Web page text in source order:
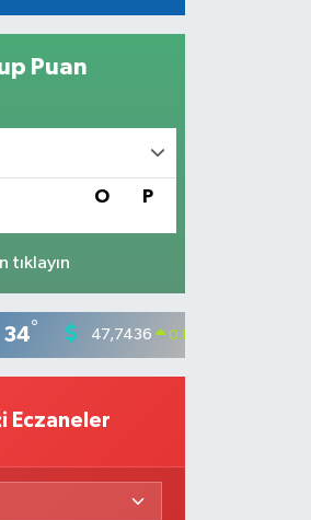
Puan
O P
tıklayın
34° 47,7436 0.18
Eczaneler